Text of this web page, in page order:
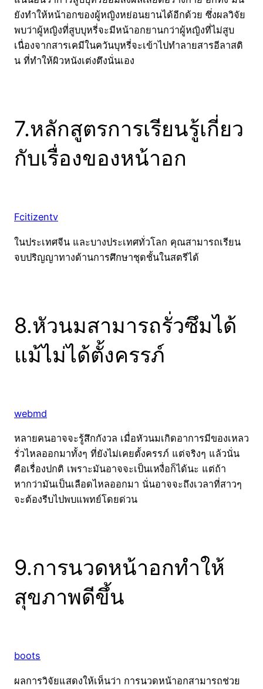
ยังทำให้หน้าอกของผู้หญิงหย่อนยานได้อีกด้วย ซึ่งผลวิจัย
พบว่าผู้หญิงที่สูบบุหรี่จะมีหน้าอกยานกว่าผู้หญิงที่ไม่สูบ
เนื่องจากสารเคมีในควันบุหรี่จะเข้าไปทำลายสารอีลาสติ
น ที่ทำให้ผิวหนังเต่งตึงนั่นเอง
7.หลักสูตรการเรียนรู้เกี่ยว
กับเรื่องของหน้าอก
Fcitizentv
ในประเทศจีน และบางประเทศทั่วโลก คุณสามารถเรียน
จบปริญญาทางด้านการศึกษาชุดชั้นในสตรีได้
8.หัวนมสามารถรั่วซึมได้
แม้ไม่ได้ตั้งครรภ์
webmd
หลายคนอาจจะรู้สึกกังวล เมื่อหัวนมเกิดอาการมีของเหลว
รั่วไหลออกมาทั้งๆ ที่ยังไม่เคยตั้งครรภ์ แต่จริงๆ แล้วนั่น
คือเรื่องปกติ เพราะมันอาจจะเป็นเหงื่อก็ได้นะ แต่ถ้า
หากว่ามันเป็นเลือดไหลออกมา นั่นอาจจะถึงเวลาที่สาวๆ
จะต้องรีบไปพบแพทย์โดยด่วน
9.การนวดหน้าอกทำให้
สุขภาพดีขึ้น
boots
ผลการวิจัยแสดงให้เห็นว่า การนวดหน้าอกสามารถช่วย